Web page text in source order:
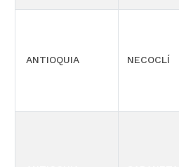
ANTIOQUIA NECOCLÍ